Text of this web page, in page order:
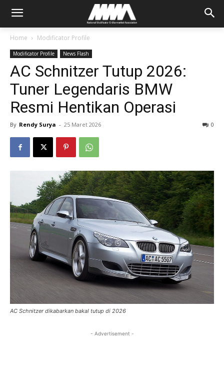
Home Modificator Profile
Modificator Profile News Flash
AC Schnitzer Tutup 2026:
Tuner Legendaris BMW
Resmi Hentikan Operasi
By Rendy Surya - 25 Maret 2026 0
AC Schnitzer dikabarkan bakal tutup di 2026
- Advertisement -